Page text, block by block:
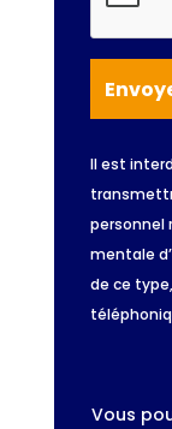
Il est
personnel
mentale
de ce
Vous